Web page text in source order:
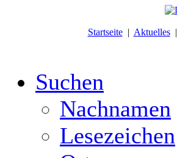
Startseite| Aktuelles|
Suchen
Nachnamen
Lesezeichen